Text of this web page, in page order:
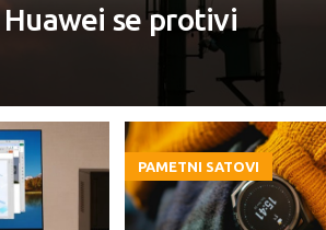
se protivi
PAMETNI SATOVI